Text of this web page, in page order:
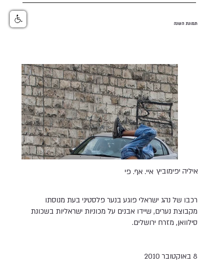
תמונת השנה
איליה יפימוביץ איי. אף. פי
רכבו של נהג ישראלי פוגע בנער פלסטיני בעת מנוסתו
מקבוצת נערים, שיידו אבנים על מכוניות ישראליות בשכונת
סילוואן, מזרח ירושלים.
8 באוקטובר 2010